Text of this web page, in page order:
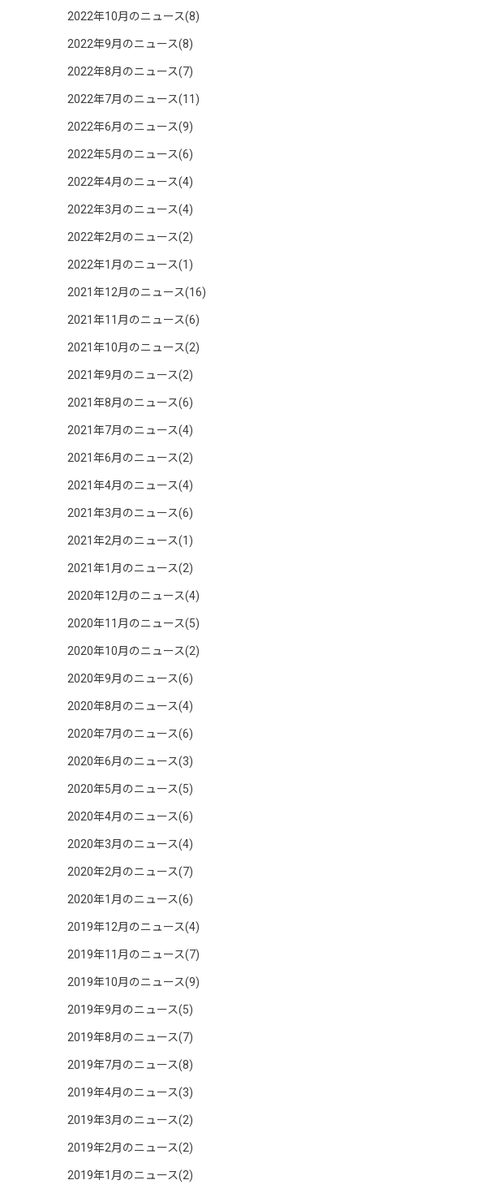
2022年10月のニュース(8)
2022年9月のニュース(8)
2022年8月のニュース(7)
2022年7月のニュース(11)
2022年6月のニュース(9)
2022年5月のニュース(6)
2022年4月のニュース(4)
2022年3月のニュース(4)
2022年2月のニュース(2)
2022年1月のニュース(1)
2021年12月のニュース(16)
2021年11月のニュース(6)
2021年10月のニュース(2)
2021年9月のニュース(2)
2021年8月のニュース(6)
2021年7月のニュース(4)
2021年6月のニュース(2)
2021年4月のニュース(4)
2021年3月のニュース(6)
2021年2月のニュース(1)
2021年1月のニュース(2)
2020年12月のニュース(4)
2020年11月のニュース(5)
2020年10月のニュース(2)
2020年9月のニュース(6)
2020年8月のニュース(4)
2020年7月のニュース(6)
2020年6月のニュース(3)
2020年5月のニュース(5)
2020年4月のニュース(6)
2020年3月のニュース(4)
2020年2月のニュース(7)
2020年1月のニュース(6)
2019年12月のニュース(4)
2019年11月のニュース(7)
2019年10月のニュース(9)
2019年9月のニュース(5)
2019年8月のニュース(7)
2019年7月のニュース(8)
2019年4月のニュース(3)
2019年3月のニュース(2)
2019年2月のニュース(2)
2019年1月のニュース(2)